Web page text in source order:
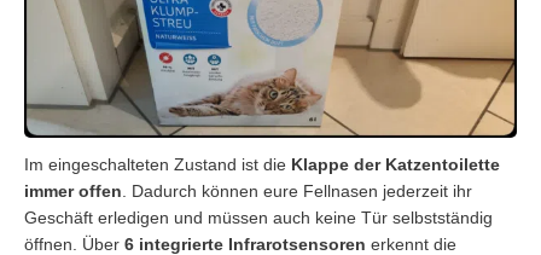
Im eingeschalteten Zustand ist die Klappe der Katzentoilette
immer offen . Dadurch können eure Fellnasen jederzeit ihr
Geschäft erledigen und müssen auch keine Tür selbstständig
öffnen. Über 6 integrierte Infrarotsensoren erkennt die